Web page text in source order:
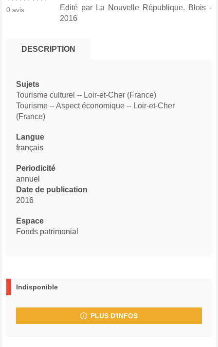
0 avis
Edité par La Nouvelle République. Blois -
2016
DESCRIPTION
Sujets
Tourisme culturel -- Loir-et-Cher (France)
Tourisme -- Aspect économique -- Loir-et-Cher
(France)
Langue
français
Periodicité
annuel
Date de publication
2016
Espace
Fonds patrimonial
Indisponible
PLUS D'INFOS